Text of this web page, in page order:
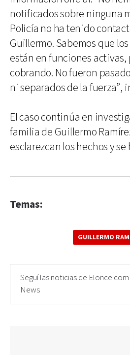
notificados sobre ninguna
Policía no ha tenido
Guillermo. Sabemos que
están en funciones activas,
cobrando. No fueron
ni separados de la fuerza”,
El caso continúa en
familia de Guillermo
esclarezcan los hechos y
Temas:
GUILLERMO
Seguí las noticias de
News